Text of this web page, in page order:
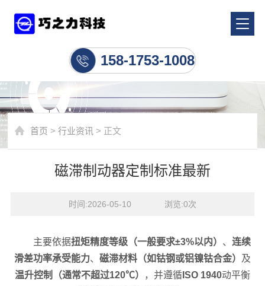
158-1753-1008
首页 >行业资讯 > 正文
磁滞制动器定制标准最新
时间:2026-05-10    浏览:0次
主要依据扭矩精度等级（一般要求±3%以内） 、 连续
滑差功率承受能力、 磁滞材料（如钴钢或铝镍钴合金）
及
温升控制（通常不超过120℃）
，并遵循 ISO 1940动平衡